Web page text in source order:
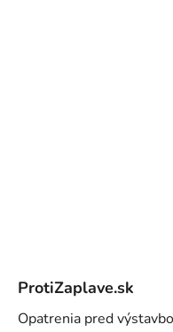
ProtiZaplave.sk
Opatrenia pred